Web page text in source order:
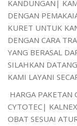
KANDUNGAN|
DENGAN
KURET UNTUK
DENGAN CARA
YANG BERASAL
SILAHKAN
KAMI LAYANI
HARGA
CYTOTEC|
OBAT SESUAI